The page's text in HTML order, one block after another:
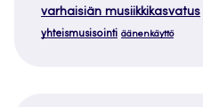
varhaisiän musiikkikasvatus
yhteismusisointi äänenkäyttö